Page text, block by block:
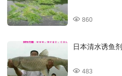
860
日本清水诱鱼
483